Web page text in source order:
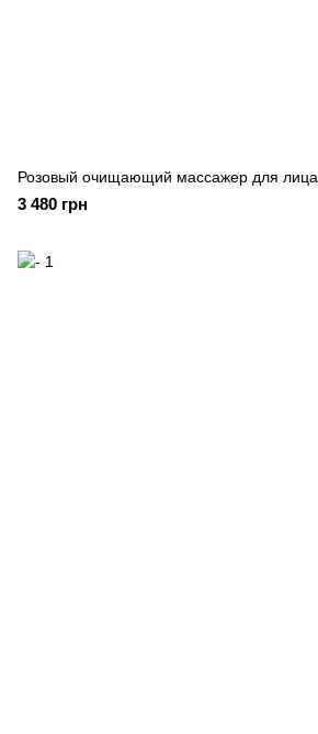
Розовый очищающий массажер для лица
3 480 грн